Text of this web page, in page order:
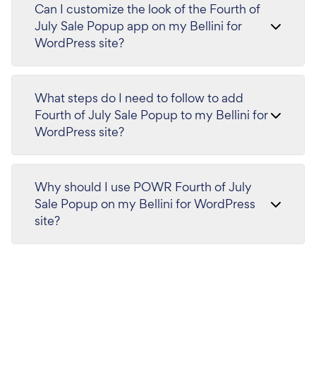
Can I customize the look of the Fourth of
July Sale Popup app on my Bellini for
WordPress site?
What steps do I need to follow to add
Fourth of July Sale Popup to my Bellini for
WordPress site?
Why should I use POWR Fourth of July
Sale Popup on my Bellini for WordPress
site?